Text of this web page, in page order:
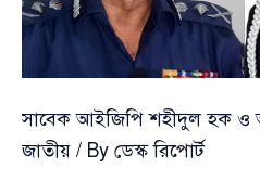
,
জানালেন
মইন
সাবেক আইজিপি শহীদুল হক
জাতীয় / By ডেস্ক রিপোর্ট